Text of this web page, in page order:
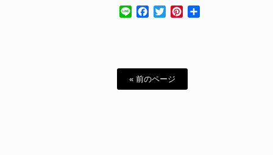
Line Facebook
TwitterPinterest
« 前のページ